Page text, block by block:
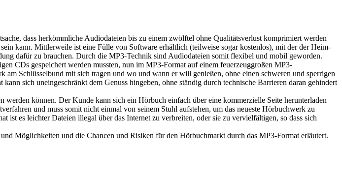
dass herkömmliche Audiodateien bis zu einem zwölftel ohne Qualitätsverlust komprimiert werden
kann. Mittlerweile ist eine Fülle von Software erhältlich (teilweise sogar kostenlos), mit der der Heim-
dafür zu brauchen. Durch die MP3-Technik sind Audiodateien somit flexibel und mobil geworden.
CDs gespeichert werden mussten, nun im MP3-Format auf einem feuerzeuggroßen MP3-
Schlüsselbund mit sich tragen und wo und wann er will genießen, ohne einen schweren und sperrigen
sich uneingeschränkt dem Genuss hingeben, ohne ständig durch technische Barrieren daran gehindert
können. Der Kunde kann sich ein Hörbuch einfach über eine kommerzielle Seite herunterladen
und muss somit nicht einmal von seinem Stuhl aufstehen, um das neueste Hörbuchwerk zu
ist es leichter Dateien illegal über das Internet zu verbreiten, oder sie zu vervielfältigen, so dass sich
Möglichkeiten und die Chancen und Risiken für den Hörbuchmarkt durch das MP3-Format erläutert.